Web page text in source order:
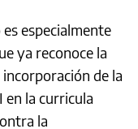
especialmente
ya reconoce la
de la
la curricula
la